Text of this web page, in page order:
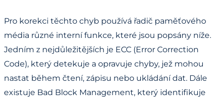
Pro korekci těchto chyb používá řadič paměťového
média různé interní funkce, které jsou popsány níže.
Jedním z nejdůležitějších je ECC (Error Correction
Code), který detekuje a opravuje chyby, jež mohou
nastat během čtení, zápisu nebo ukládání dat. Dále
existuje Bad Block Management, který identifikuje